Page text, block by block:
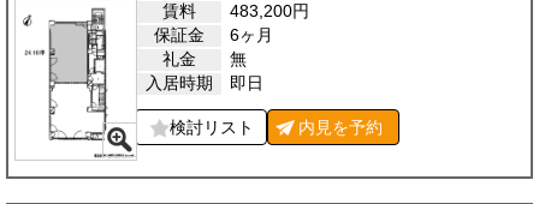
賃料
483,200円
保証金
6ヶ月
礼金
無
入居時期
即日
検討リスト 内見を予約